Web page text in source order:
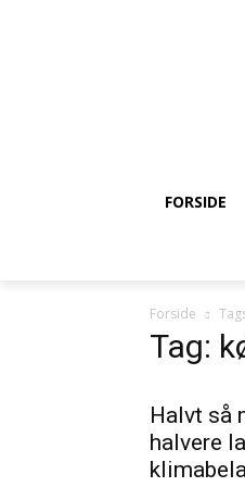
FORSIDE
Forside
Tag:
Halvt så
halvere